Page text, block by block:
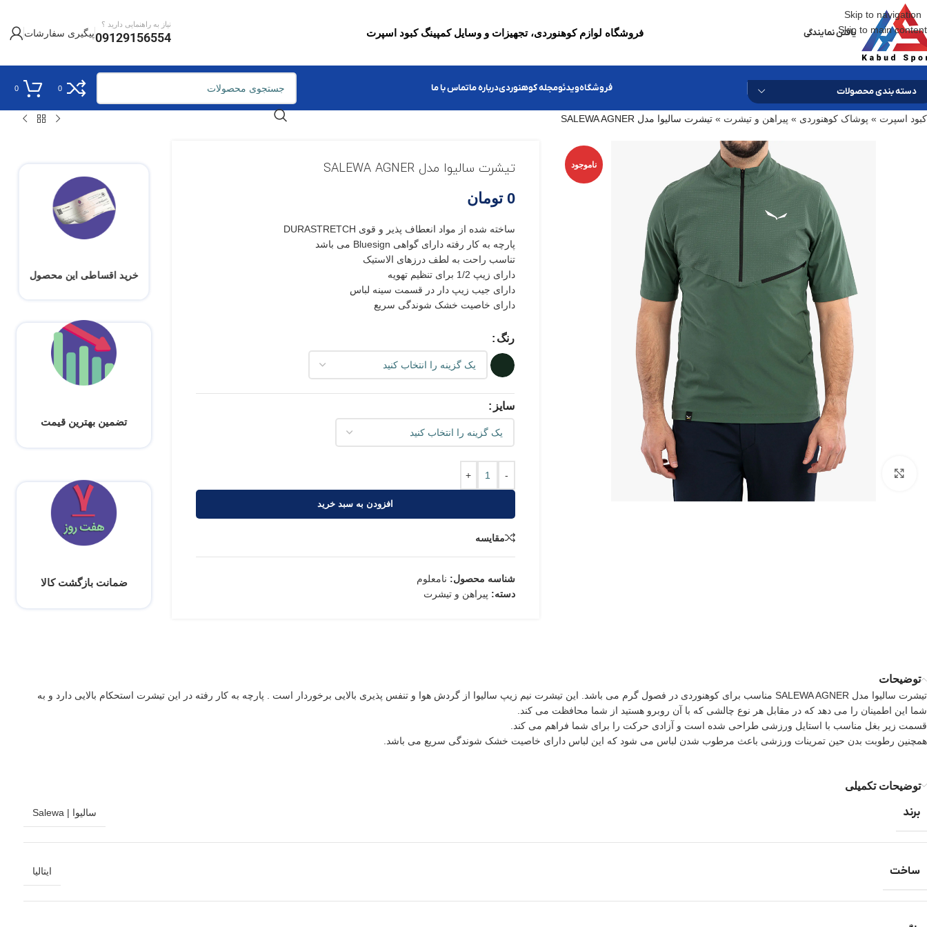
Skip to navigation
Skip to main contentیافتن نمایندگی فروشگاه لوازم کوهنوردی، تجهیزات و وسایل کمپینگ کبود اسپرت
نیاز به راهنمایی دارید ؟
09129156554پیگیری سفارشات
دسته بندی محصولات فروشگاهویدئومجله کوهنوردیدرباره ماتماس با ما 0
0
کبود اسپرت » پوشاک کوهنوردی » پیراهن و تیشرت » تیشرت سالیوا مدل SALEWA AGNER
ناموجود
بزرگنمایی تصویر
تیشرت سالیوا مدل SALEWA AGNER
0 تومان
ساخته شده از مواد انعطاف پذیر و قوی DURASTRETCH
پارچه به کار رفته دارای گواهی Bluesign می باشد
تناسب راحت به لطف درزهای الاستیک
دارای زیپ 1/2 برای تنظیم تهویه
دارای جیب زیپ دار در قسمت سینه لباس
دارای خاصیت خشک شوندگی سریع
رنگ
سایز
-
+
افزودن به سبد خرید
مقایسه
شناسه محصول: نامعلوم
دسته: پیراهن و تیشرت
خرید اقساطی این محصول
تضمین بهترین قیمت
ضمانت بازگشت کالا
توضیحات
تیشرت سالیوا مدل SALEWAAGNER مناسب برای کوهنوردی در فصول گرم می باشد. این تیشرت نیم زیپ سالیوا از گردش هوا و تنفس پذیری بالایی برخوردار است . پارچه به کار رفته در این تیشرت استحکام بالایی دارد و به
شما این اطمینان را می دهد که در مقابل هر نوع چالشی که با آن روبرو هستید از شما محافظت می کند.
قسمت زیر بغل مناسب با استایل ورزشی طراحی شده است و آزادی حرکت را برای شما فراهم می کند.
همچنین رطوبت بدن حین تمرینات ورزشی باعث مرطوب شدن لباس می شود که این لباس دارای خاصیت خشک شوندگی سریع می باشد.
توضیحات تکمیلی
برند سالیوا | Salewa
ساخت ایتالیا